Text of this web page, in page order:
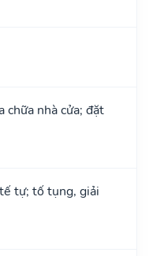
chữa nhà cửa; đặt
tự; tố tụng, giải